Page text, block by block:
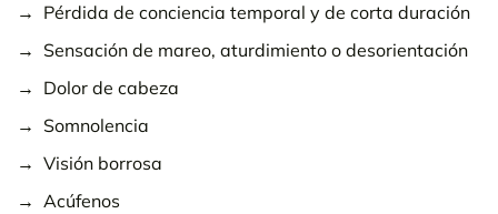
Pérdida de conciencia temporal y de corta duración
Sensación de mareo, aturdimiento o desorientación
Dolor de cabeza
Somnolencia
Visión borrosa
Acúfenos